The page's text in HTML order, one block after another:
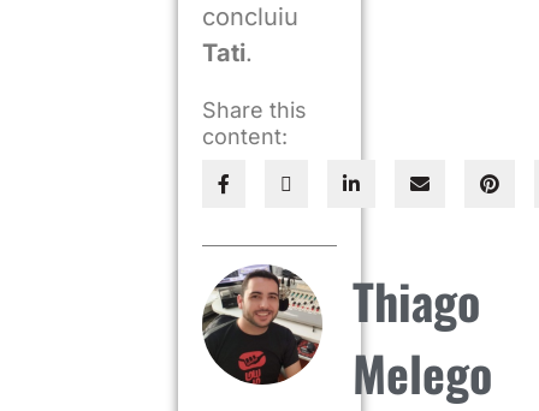
concluiu
Tati.
Share this
content:
Thiago
Melego